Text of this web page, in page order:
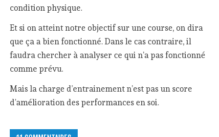
condition physique.
Et si on atteint notre objectif sur une course, on dira
que ça a bien fonctionné. Dans le cas contraire, il
faudra chercher à analyser ce qui n’a pas fonctionné
comme prévu.
Mais la charge d’entrainement n’est pas un score
d’amélioration des performances en soi.